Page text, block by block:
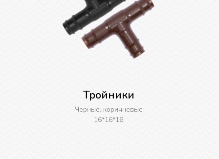
Тройники
Черные, коричневые
16*16*16